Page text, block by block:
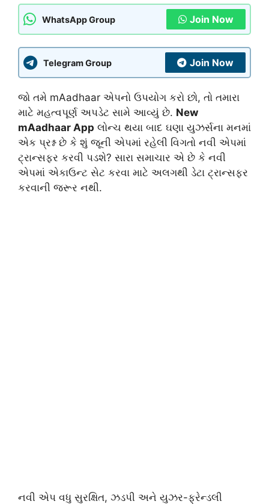
WhatsApp Group Join Now
Telegram Group Join Now
જો તમે mAadhaar એપનો ઉપયોગ કરો છો, તો તમારા
માટે મહત્વપૂર્ણ અપડેટ સામે આવ્યું છે. New
mAadhaar App લોન્ચ થયા બાદ ઘણા યુઝર્સના મનમાં
એક પ્રશ્ન છે કે શું જૂની એપમાં રહેલી વિગતો નવી એપમાં
ટ્રાન્સફર કરવી પડશે? સારા સમાચાર એ છે કે નવી
એપમાં એકાઉન્ટ સેટ કરવા માટે અલગથી ડેટા ટ્રાન્સફર
કરવાની જરૂર નથી.
નવી એપ વધુ સુરક્ષિત, ઝડપી અને યુઝર-ફ્રેન્ડલી